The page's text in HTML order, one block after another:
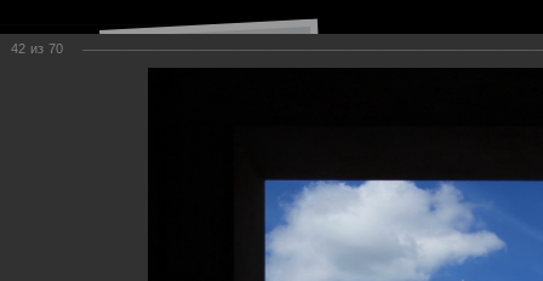
42 из 70